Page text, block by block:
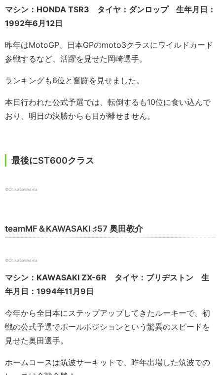
マシン：HONDA TSR3 タイヤ：ダンロップ 生年月日：
1992年6月12日
昨年はMotoGP、日本GPのmoto3クラスにワイルドカード
参戦するなど、活躍を見せた岡崎選手。
ランキングも6位と奮闘を見せました。
本日行われた公式予選では、転倒するも10位に食い込んで
おり、明日の決勝からも目が離せません。
最後にST600クラス
©ChikaSakikawa
teamMF＆KAWASAKI ♯57 奥田教介
©ChikaSakikawa
マシン：KAWASAKI ZX-6R タイヤ：ブリヂストン 生
年月日：1994年11月9日
今年から全日本にステップアップしてきたルーキーで、初
戦の公式予選でポールポジションという驚異のスピードを
見せた奥田選手。
ホームコースは筑波サーキットで、昨年出場した筑波での